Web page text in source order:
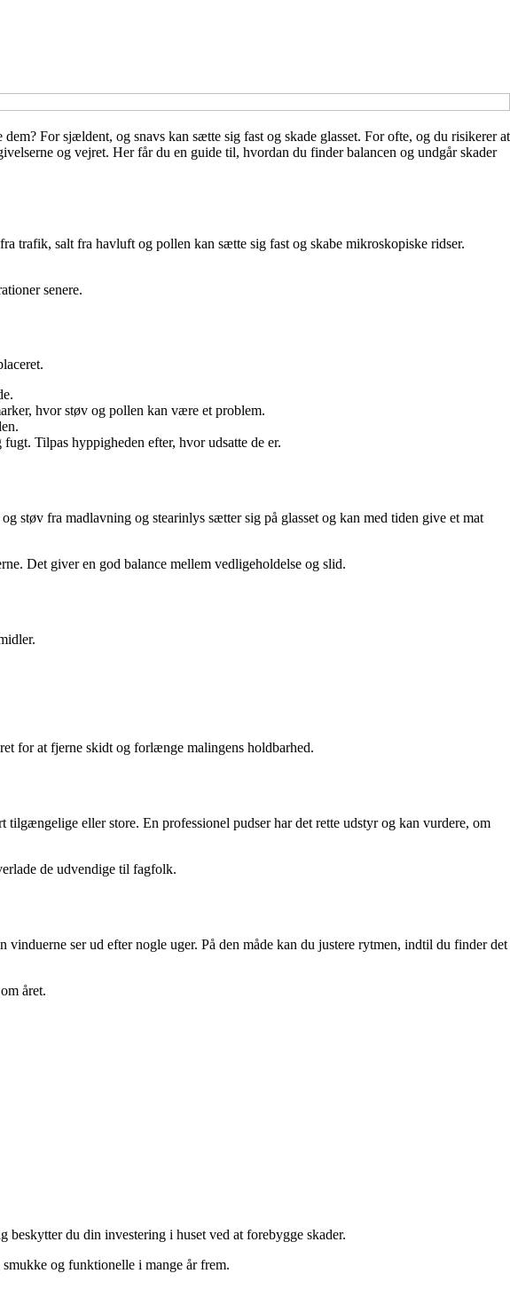
For sjældent, og snavs kan sætte sig fast og skade glasset. For ofte, og du risikerer at
og vejret. Her får du en guide til, hvordan du finder balancen og undgår skader
trafik, salt fra havluft og pollen kan sætte sig fast og skabe mikroskopiske ridser.
senere.
hvor støv og pollen kan være et problem.
Tilpas hyppigheden efter, hvor udsatte de er.
støv fra madlavning og stearinlys sætter sig på glasset og kan med tiden give et mat
Det giver en god balance mellem vedligeholdelse og slid.
for at fjerne skidt og forlænge malingens holdbarhed.
eller store. En professionel pudser har det rette udstyr og kan vurdere, om
de udvendige til fagfolk.
ser ud efter nogle uger. På den måde kan du justere rytmen, indtil du finder det
året.
du din investering i huset ved at forebygge skader.
og funktionelle i mange år frem.